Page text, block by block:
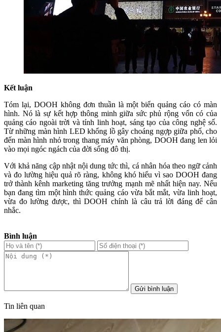
Kết luận
Tóm lại, DOOH không đơn thuần là một biển quảng cáo có màn
hình. Nó là sự kết hợp thông minh giữa sức phủ rộng vốn có của
quảng cáo ngoài trời và tính linh hoạt, sáng tạo của công nghệ số.
Từ những màn hình LED khổng lồ gây choáng ngợp giữa phố, cho
đến màn hình nhỏ trong thang máy văn phòng, DOOH đang len lỏi
vào mọi ngóc ngách của đời sống đô thị.
Với khả năng cập nhật nội dung tức thì, cá nhân hóa theo ngữ cảnh
và đo lường hiệu quả rõ ràng, không khó hiểu vì sao DOOH đang
trở thành kênh marketing tăng trưởng mạnh mẽ nhất hiện nay. Nếu
bạn đang tìm một hình thức quảng cáo vừa bắt mắt, vừa linh hoạt,
vừa đo lường được, thì DOOH chính là câu trả lời đáng để cân
nhắc.
Bình luận
Gửi bình luận
Tin liên quan